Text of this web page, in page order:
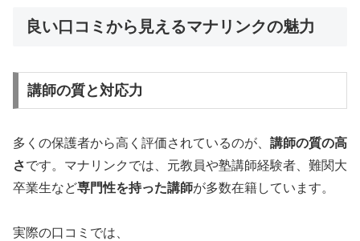
良い口コミから見えるマナリンクの魅力
講師の質と対応力
多くの保護者から高く評価されているのが、 講師の質の高
さです。マナリンクでは、元教員や塾講師経験者、難関大
卒業生など専門性を持った講師が多数在籍しています。
実際の口コミでは、